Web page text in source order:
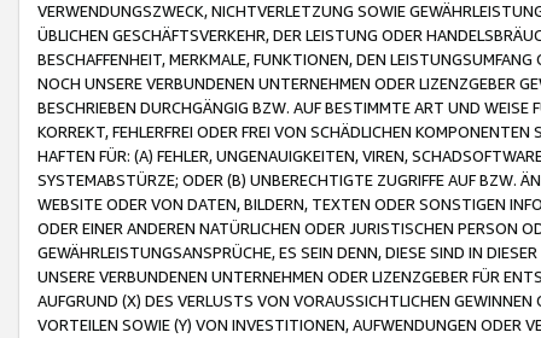
VERWENDUNGSZWECK, NICHTVERLETZUNG SOWIE
ÜBLICHEN GESCHÄFTSVERKEHR, DER LEISTUNG ODER
BESCHAFFENHEIT, MERKMALE, FUNKTIONEN, DEN
NOCH UNSERE VERBUNDENEN UNTERNEHMEN ODER LIZENZGEBER
BESCHRIEBEN DURCHGÄNGIG BZW. AUF BESTIMMTE ART UND
KORREKT, FEHLERFREI ODER FREI VON SCHÄDLICHEN
HAFTEN FÜR: (A) FEHLER, UNGENAUIGKEITEN, VIREN,
SYSTEMABSTÜRZE; ODER (B) UNBERECHTIGTE ZUGRIFFE AUF BZW.
WEBSITE ODER VON DATEN, BILDERN, TEXTEN ODER SONSTIGEN
ODER EINER ANDEREN NATÜRLICHEN ODER JURISTISCHEN PERSON
GEWÄHRLEISTUNGSANSPRÜCHE, ES SEIN DENN, DIESE SIND IN
UNSERE VERBUNDENEN UNTERNEHMEN ODER LIZENZGEBER FÜR
AUFGRUND (X) DES VERLUSTS VON VORAUSSICHTLICHEN
VORTEILEN SOWIE (Y) VON INVESTITIONEN, AUFWENDUNGEN ODER